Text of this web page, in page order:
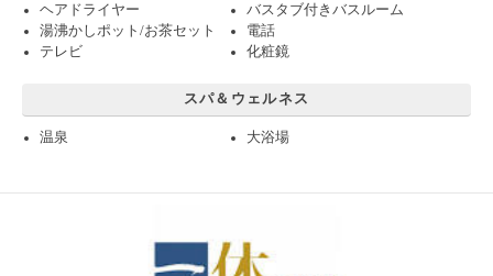
ヘアドライヤー
バスタブ付きバスルーム
湯沸かしポット/お茶セット
電話
テレビ
化粧鏡
スパ＆ウェルネス
温泉 大浴場